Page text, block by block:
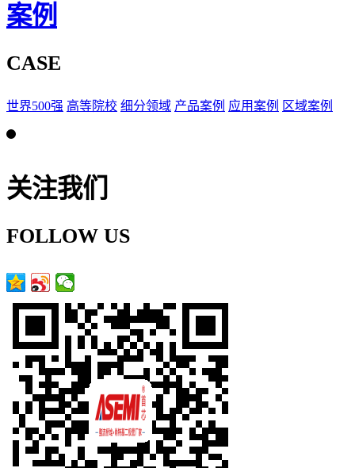
案例
CASE
世界500强 高等院校 细分领域 产品案例 应用案例 区域案例
关注我们
FOLLOW US